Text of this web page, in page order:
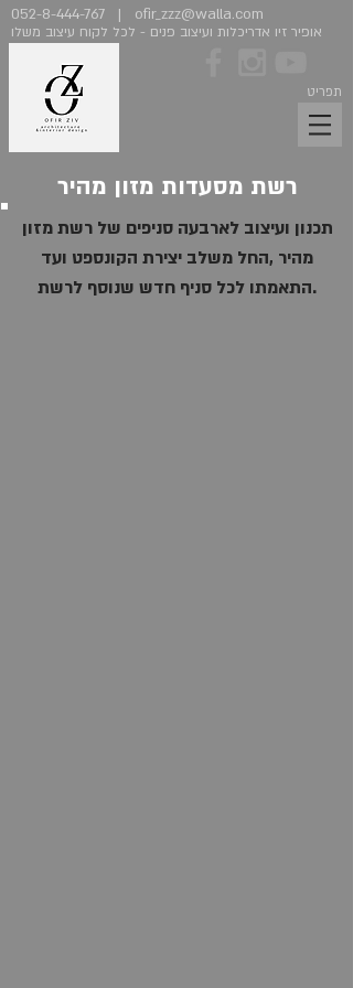
052-8-444-767 | ofir_zzz@walla.com
אופיר זיו אדריכלות ועיצוב פנים - לכל לקוח עיצוב משלו
תפריט
רשת מסעדות מזון מהיר
תכנון ועיצוב לארבעה סניפים של רשת מזון
מהיר ,החל משלב יצירת הקונספט ועד
התאמתו לכל סניף חדש שנוסף לרשת.